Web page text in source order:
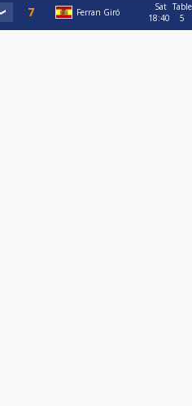
Ferran Giró
Sat
18:40
Table
5